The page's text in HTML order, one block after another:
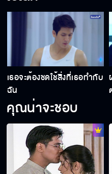
พี่เอื้อ
ถ้าคิดจะ
ฉันไม่เค
เธอจะต้องชดใช้สิ่งที่เธอทำกับ
ฉัน
คุณน่าจะชอบ